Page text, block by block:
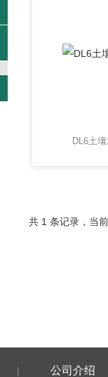
DL6土
共 1 条记录，当
| 公司介绍